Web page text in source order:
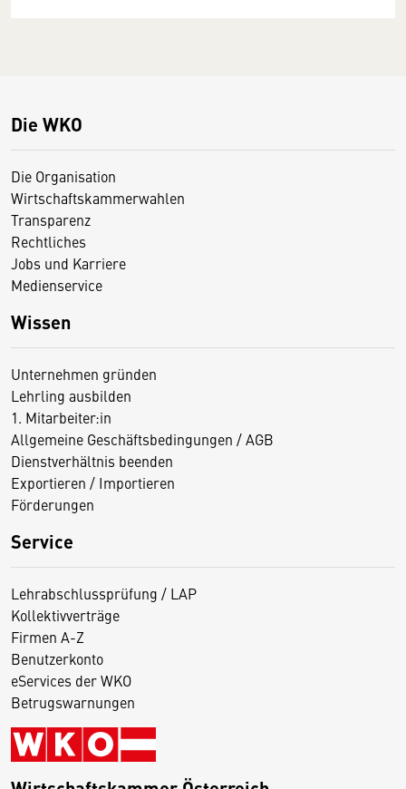
Die WKO
Die Organisation
Wirtschaftskammerwahlen
Transparenz
Rechtliches
Jobs und Karriere
Medienservice
Wissen
Unternehmen gründen
Lehrling ausbilden
1. Mitarbeiter:in
Allgemeine Geschäftsbedingungen / AGB
Dienstverhältnis beenden
Exportieren / Importieren
Förderungen
Service
Lehrabschlussprüfung / LAP
Kollektivverträge
Firmen A-Z
Benutzerkonto
eServices der WKO
Betrugswarnungen